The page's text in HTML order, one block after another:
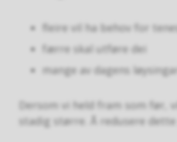
fleire vil ha behov for
færre skal utføre dei
mange av dagens
Dersom vi held fram som
stadig større. Å redusere